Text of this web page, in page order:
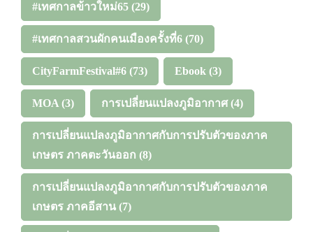
#เทศกาลข้าวใหม่65 (29)
#เทศกาลสวนผักคนเมืองครั้งที่6 (70)
CityFarmFestival#6 (73) Ebook (3)
MOA (3) การเปลี่ยนแปลงภูมิอากาศ(4)
การเปลี่ยนแปลงภูมิอากาศกับการปรับตัวของภาค
เกษตร ภาคตะวันออก (8)
การเปลี่ยนแปลงภูมิอากาศกับการปรับตัวของภาค
เกษตร ภาคอีสาน (7)